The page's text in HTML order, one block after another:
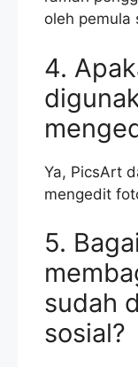
oleh pemula
4.
Ya, PicsArt
mengedit
5.
sudah
sosial?